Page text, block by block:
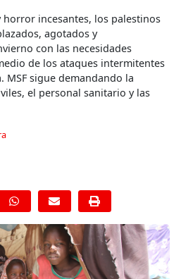
horror incesantes, los palestinos
agotados y
con las necesidades
de los ataques intermitentes
MSF sigue demandando la
el personal sanitario y las